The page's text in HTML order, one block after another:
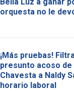
Bella Luz a ganar
orquesta no le
¡Más pruebas!
presunto acoso de
Chavesta a Naldy
horario laboral